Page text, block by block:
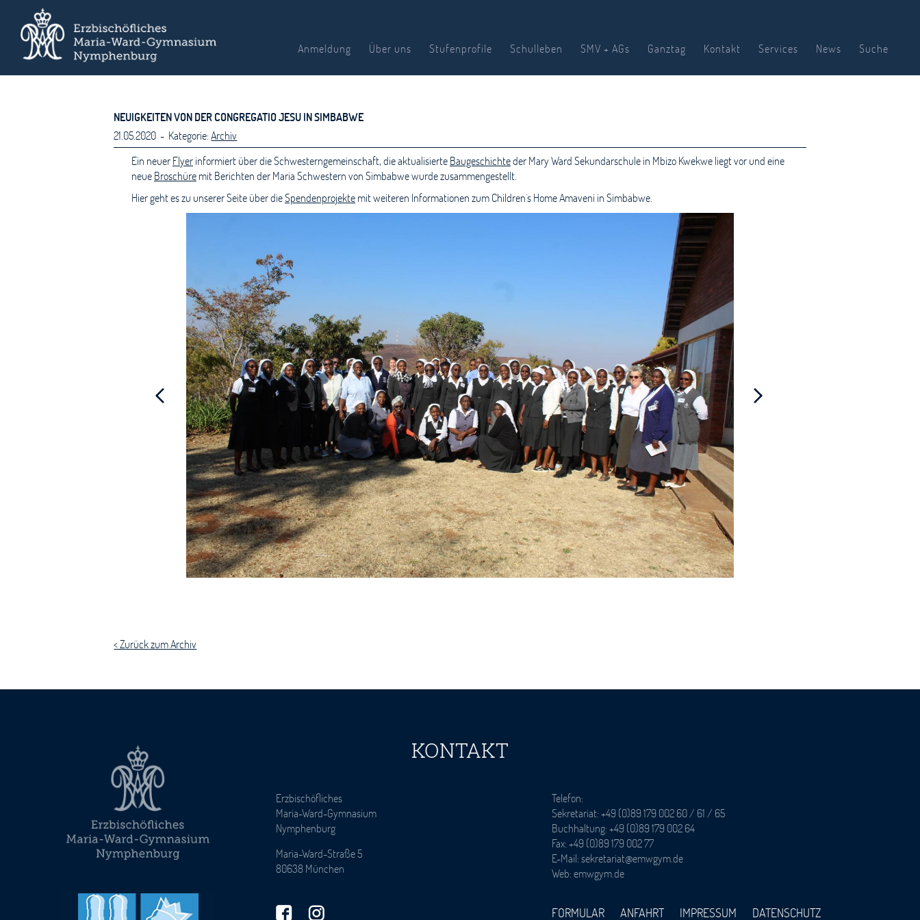
Anmeldung Über uns Stufenprofile Schulleben SMV + AGs Ganztag Kontakt Services News Suche
NEUIGKEITEN VON DER CONGREGATIO JESU IN SIMBABWE
21.05.2020 - Kategorie:Archiv
Ein neuerFlyerinformiert über die Schwesterngemeinschaft, die aktualisierteBaugeschichteder Mary Ward Sekundarschule in Mbizo Kwekwe liegt vor und eine
neueBroschüremit Berichten der Maria Schwestern von Simbabwe wurde zusammengestellt.
Hier geht es zu unserer Seite über dieSpendenprojektemit weiteren Informationen zum Children´s Home Amaveni in Simbabwe.
< Zurück zum Archiv
KONTAKT
Erzbischöfliches
Maria-Ward-Gymnasium
Nymphenburg
Maria-Ward-Straße 5
80638 München
Telefon:
Sekretariat: +49 (0)89 179 002 60 / 61 / 65
Buchhaltung: +49 (0)89 179 002 64
Fax: +49 (0)89 179 002 77
E-Mail: sekretariat@emwgym.de
Web: emwgym.de
FORMULAR ANFAHRT IMPRESSUM DATENSCHUTZ